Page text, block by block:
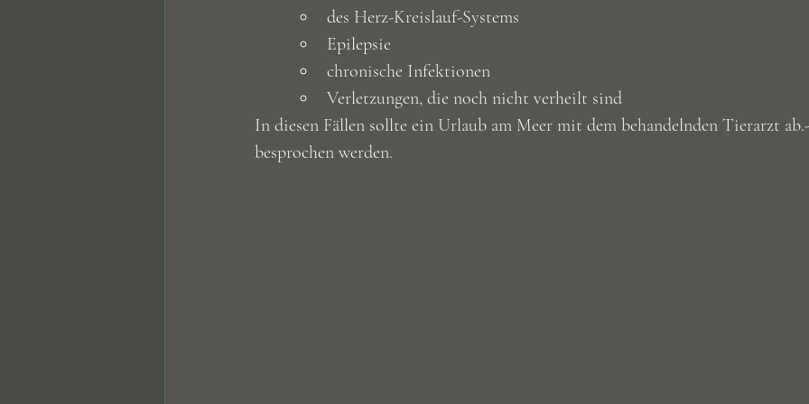
des Herz-Kreislauf-Systems
Epilepsie
chronische Infektionen
Verletzungen, die noch nicht verheilt sind
In diesen Fällen sollte ein Urlaub am Meer mit dem behandelnden Tierarzt
besprochen werden.